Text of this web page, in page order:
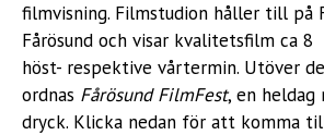
filmvisning. Filmstudion håller till på
Fårösund och visar kvalitetsfilm ca
höst- respektive vårtermin. Utöver
ordnas Fårösund FilmFest, en heldag
dryck. Klicka nedan för att komma